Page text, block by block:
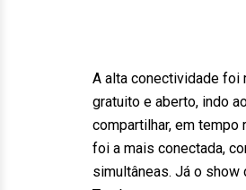
A alta conectividade foi
gratuito e aberto, indo
compartilhar, em tempo
foi a mais conectada,
simultâneas. Já o show